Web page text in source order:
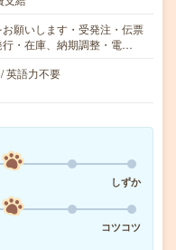
願いします・受発注・伝票
・在庫、納期調整・電…
英語力不要
しずか
コツコツ